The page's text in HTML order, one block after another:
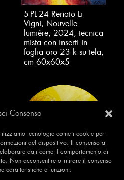
Consenso
tecnologie come i cookie per
del dispositivo. Il consenso a
dati come il comportamento di
Non acconsentire o ritirare il consenso
caratteristiche e funzioni.
5-PL-24 Renato Li
Vigni, Nouvelle
lumiére, 2024, tecnica
mista con inserti in
foglia oro 23 k su tela,
cm 60x60x5